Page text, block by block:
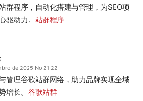
群程序，自动化搭建与管理，为SEO项
驱动力。 站群程序
de 2025 No 21:22
管理谷歌站群网络，助力品牌实现全域
增长。 谷歌站群